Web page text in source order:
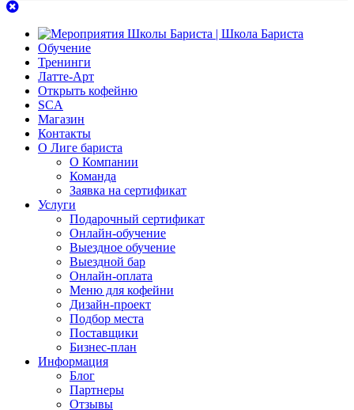
Обучение
Тренинги
Латте-Арт
Открыть кофейню
SCA
Магазин
Контакты
О Лиге бариста
О Компании
Команда
Заявка на сертификат
Услуги
Подарочный сертификат
Онлайн-обучение
Выездное обучение
Выездной бар
Онлайн-оплата
Меню для кофейни
Дизайн-проект
Подбор места
Поставщики
Бизнес-план
Информация
Блог
Партнеры
Отзывы